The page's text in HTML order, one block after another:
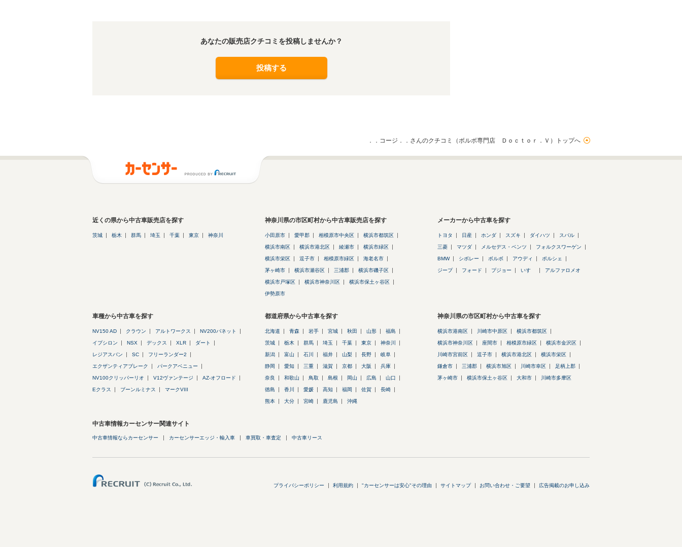
あなたの販売店クチコミを投稿しませんか？
投稿する
．．コージ．．さんのクチコミ（ボルボ専門店 Ｄｏｃｔｏｒ．Ｖ）トップへ
近くの県から中古車販売店を探す
茨城 栃木 群馬 埼玉 千葉 東京 神奈川
神奈川県の市区町村から中古車販売店を探す
小田原市 愛甲郡 相模原市中央区 横浜市都筑区
横浜市南区 横浜市港北区 綾瀬市 横浜市緑区
横浜市栄区 逗子市 相模原市緑区 海老名市
茅ヶ崎市 横浜市瀬谷区 三浦郡 横浜市磯子区
横浜市戸塚区 横浜市神奈川区 横浜市保土ヶ谷区
伊勢原市
メーカーから中古車を探す
トヨタ 日産 ホンダ スズキ ダイハツ スバル
三菱 マツダ メルセデス・ベンツ フォルクスワーゲン
BMW シボレー ボルボ アウディ ポルシェ
ジープ フォード プジョー いすゞ アルファロメオ
車種から中古車を探す
NV150 AD クラウン アルトワークス NV200バネット
イプシロン NSX デックス XLR ダート
レジアスバン SC フリーランダー2
エクザンティアブレーク パークアベニュー
NV100クリッパーリオ V12ヴァンテージ AZ-オフロード
Eクラス ブーンルミナス マークVIII
都道府県から中古車を探す
北海道 青森 岩手 宮城 秋田 山形 福島
茨城 栃木 群馬 埼玉 千葉 東京 神奈川
新潟 富山 石川 福井 山梨 長野 岐阜
静岡 愛知 三重 滋賀 京都 大阪 兵庫
奈良 和歌山 鳥取 島根 岡山 広島 山口
徳島 香川 愛媛 高知 福岡 佐賀 長崎
熊本 大分 宮崎 鹿児島 沖縄
神奈川県の市区町村から中古車を探す
横浜市港南区 川崎市中原区 横浜市都筑区
横浜市神奈川区 座間市 相模原市緑区 横浜市金沢区
川崎市宮前区 逗子市 横浜市港北区 横浜市栄区
鎌倉市 三浦郡 横浜市旭区 川崎市幸区 足柄上郡
茅ヶ崎市 横浜市保土ヶ谷区 大和市 川崎市多摩区
中古車情報カーセンサー関連サイト
中古車情報ならカーセンサー カーセンサーエッジ・輸入車 車買取・車査定 中古車リース
プライバシーポリシー 利用規約 "カーセンサーは安心"その理由 サイトマップ お問い合わせ・ご要望 広告掲載のお申し込み